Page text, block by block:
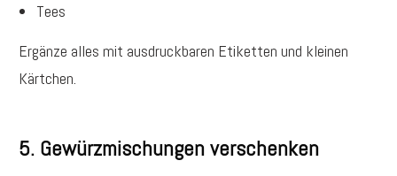
Tees
Ergänze alles mit ausdruckbaren Etiketten und kleinen
Kärtchen.
5. Gewürzmischungen verschenken